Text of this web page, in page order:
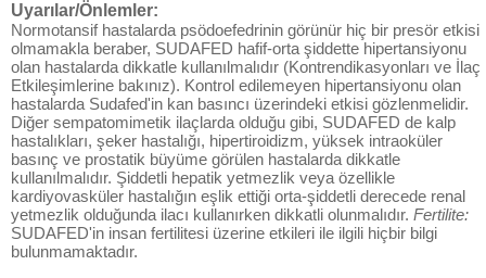
Uyarılar/Önlemler:
Normotansif hastalarda psödoefedrinin görünür hiç bir presör etkisi
olmamakla beraber, SUDAFED hafif-orta şiddette hipertansiyonu
olan hastalarda dikkatle kullanılmalıdır (Kontrendikasyonları ve İlaç
Etkileşimlerine bakınız). Kontrol edilemeyen hipertansiyonu olan
hastalarda Sudafed'in kan basıncı üzerindeki etkisi gözlenmelidir.
Diğer sempatomimetik ilaçlarda olduğu gibi, SUDAFED de kalp
hastalıkları, şeker hastalığı, hipertiroidizm, yüksek intraoküler
basınç ve prostatik büyüme görülen hastalarda dikkatle
kullanılmalıdır. Şiddetli hepatik yetmezlik veya özellikle
kardiyovasküler hastalığın eşlik ettiği orta-şiddetli derecede renal
yetmezlik olduğunda ilacı kullanırken dikkatli olunmalıdır. Fertilite:
SUDAFED'in insan fertilitesi üzerine etkileri ile ilgili hiçbir bilgi
bulunmamaktadır.